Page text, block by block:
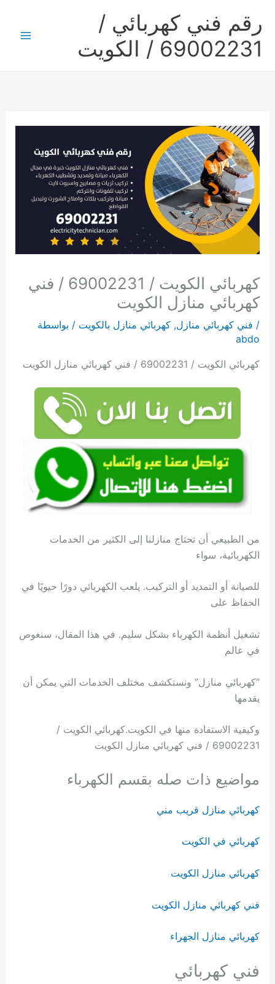
المحتوى
رقم فني كهربائي /
69002231 / الكويت
كهربائي الكويت / 69002231 / فني
كهربائي منازل الكويت
/ فني كهربائي منازل, كهربائي منازل بالكويت / بواسطة
abdo
كهربائي الكويت / 69002231 / فني كهربائي منازل الكويت
من الطبيعي أن تحتاج منازلنا إلى الكثير من الخدمات
الكهربائية، سواء
للصيانة أو التمديد أو التركيب. يلعب الكهربائي دورًا حيويًا في
الحفاظ على
تشغيل أنظمة الكهرباء بشكل سليم. في هذا المقال، سنغوص
في عالم
“كهربائي منازل” ونستكشف مختلف الخدمات التي يمكن أن
يقدمها
وكيفية الاستفادة منها في الكويت.كهربائي الكويت /
69002231 / فني كهربائي منازل الكويت
مواضيع ذات صله بقسم الكهرباء
كهربائي منازل قريب مني
كهربائي في الكويت
كهربائي منازل الكويت
فني كهربائي منازل الكويت
كهربائي منازل الجهراء
فني كهربائي